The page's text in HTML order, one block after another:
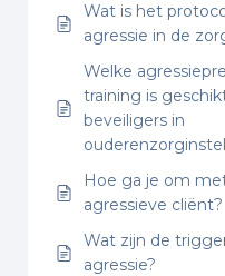
Wat is het
agressie in de
Welke
training is
beveiligers in
Hoe ga je om
agressieve cliënt?
Wat zijn de
agressie?